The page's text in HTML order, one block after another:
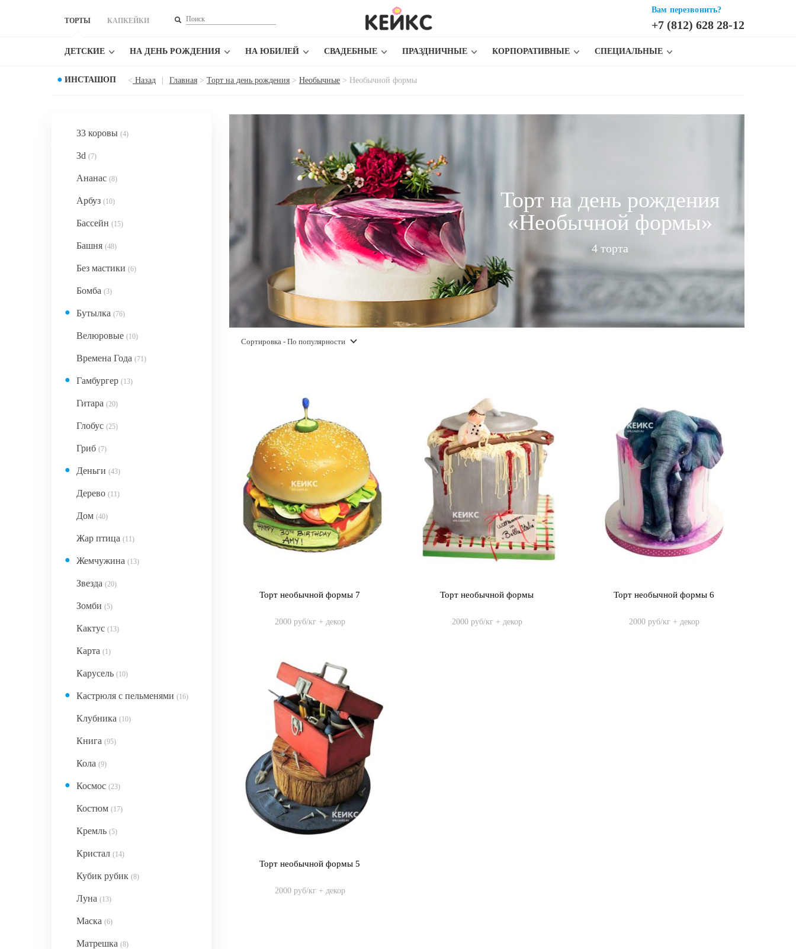
Вам перезвонить?
+7 (812) 628 28-12
ТОРТЫ КАПКЕЙКИ
ДЕТСКИЕ НА ДЕНЬ РОЖДЕНИЯ НА ЮБИЛЕЙ СВАДЕБНЫЕ ПРАЗДНИЧНЫЕ КОРПОРАТИВНЫЕ СПЕЦИАЛЬНЫЕ
● ИНСТАШОП < Назад Главная > Торт на день рождения > Необычные > Необычной формы
Торт на день рождения
«Необычной формы»
4 торта
33 коровы (4)
3d (7)
Ананас (8)
Арбуз (10)
Бассейн (15)
Башня (48)
Без мастики (6)
Бомба (3)
● Бутылка (76)
Велюровые (10)
Времена Года (71)
● Гамбургер (13)
Гитара (20)
Глобус (25)
Гриб (7)
● Деньги (43)
Дерево (11)
Дом (40)
Жар птица (11)
● Жемчужина (13)
Звезда (20)
Зомби (5)
Кактус (13)
Карта (1)
Карусель (10)
● Кастрюля с пельменями (16)
Клубника (10)
Книга (95)
Кола (9)
● Космос (23)
Костюм (17)
Кремль (5)
Кристал (14)
Кубик рубик (8)
Луна (13)
Маска (6)
Матрешка (8)
Сортировка - По популярности
Торт необычной формы 7
2000 руб/кг + декор
Торт необычной формы
2000 руб/кг + декор
Торт необычной формы 6
2000 руб/кг + декор
Торт необычной формы 5
2000 руб/кг + декор